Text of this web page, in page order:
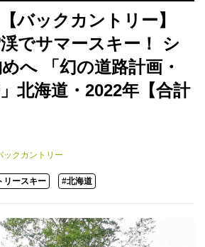
バックカントリー】
渓でサマースキー！ シ
へ 「幻の道路計画・
北海道・2022年【合計
ックカントリー
リースキー #北海道